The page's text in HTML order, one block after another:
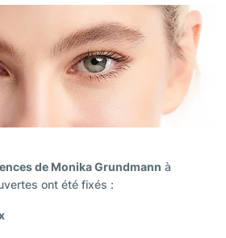
de Monika Grundmann à
ont été fixés :